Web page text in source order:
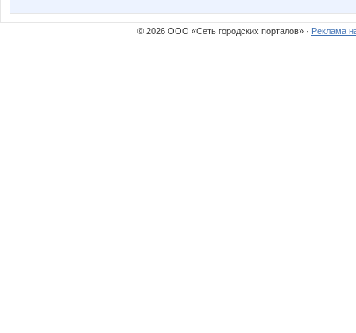
© 2026 ООО «Сеть городских порталов» · Реклама